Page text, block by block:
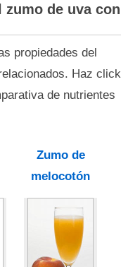
de uva con
propiedades del
Haz click
de nutrientes
Zumo de
melocotón